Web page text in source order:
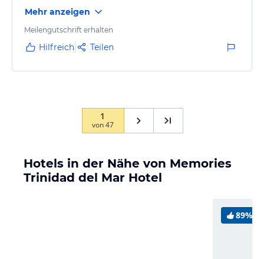
Versorgungslage in Kuba ist miserabel. Sollte jemand
auf Rundreise sein, Toilettenpapier mitnehmen!
Ansonsten Pfeffer, Salz und Nescafe. Im Hotel geben
kann man kein Wasser schöpfen.
Mehr anzeigen
Meilengutschrift erhalten
Hilfreich Teilen
1
von47
Hotels in der Nähe von Memories
Trinidad del Mar Hotel
89%